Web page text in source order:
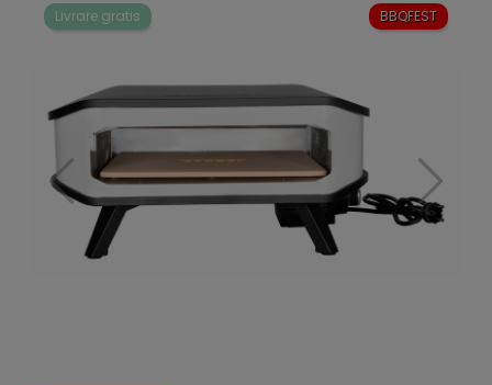
BBQFEST
Livrare gratis